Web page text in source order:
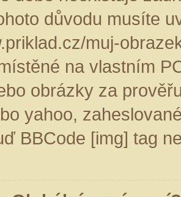
důvodu musíte
muj-
na vlastním
obrázky za
yahoo,
BBCode [img] tag